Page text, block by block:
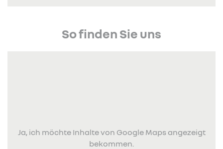
So finden Sie uns
Ja, ich möchte Inhalte von Google Maps angezeigt
bekommen.